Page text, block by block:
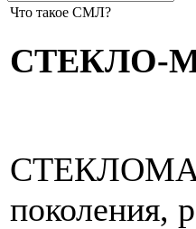
Что такое СМЛ?
СТЕКЛО-
поколения,